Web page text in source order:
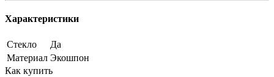
Характеристики
Стекло
Да
Материал Экошпон
Как купить